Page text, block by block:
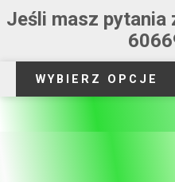
Jeśli masz pytania
WYBIERZ OPCJE